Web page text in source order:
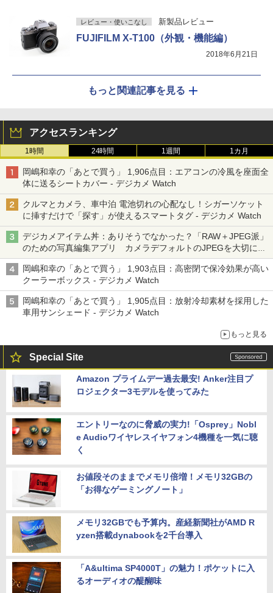
レビュー・使いこなし 新製品レビュー
FUJIFILM X-T100（外観・機能編）
2018年6月21日
もっと関連記事を見る
アクセスランキング
1時間 24時間 1週間 1カ月
岡嶋和幸の「あとで買う」 1,906点目：エアコンの冷風を座面全
体に送るシートカバー - デジカメ Watch
クルマとカメラ、車中泊 電池切れの心配なし！シガーソケット
に挿すだけで「探す」が使えるスマートタグ - デジカメ Watch
デジカメアイテム丼：ありそうでなかった？「RAW＋JPEG派」
のための写真編集アプリ カメラデフォルトのJPEGを大切にす
る「Filmator」
岡嶋和幸の「あとで買う」 1,903点目：高密閉で保冷効果が高い
クーラーボックス - デジカメ Watch
岡嶋和幸の「あとで買う」 1,905点目：放射冷却素材を採用した
車用サンシェード - デジカメ Watch
もっと見る
Special Site
Amazon プライムデー過去最安! Anker注目プ
ロジェクター3モデルを使ってみた
エントリーなのに脅威の実力!「Osprey」Nobl
e Audioワイヤレスイヤフォン4機種を一気に聴
く
お値段そのままでメモリ倍増！メモリ32GBの
「お得なゲーミングノート」
メモリ32GBでも予算内。産経新聞社がAMD R
yzen搭載dynabookを2千台導入
「A&ultima SP4000T」の魅力！ポケットに入
るオーディオの醍醐味